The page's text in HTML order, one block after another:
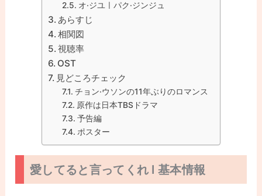
オ·ジユㅣパク·ジンジュ
あらすじ
相関図
視聴率
OST
見どころチェック
チョン·ウソンの11年ぶりのロマンス
原作は日本TBSドラマ
予告編
ポスター
愛してると言ってくれ l 基本情報